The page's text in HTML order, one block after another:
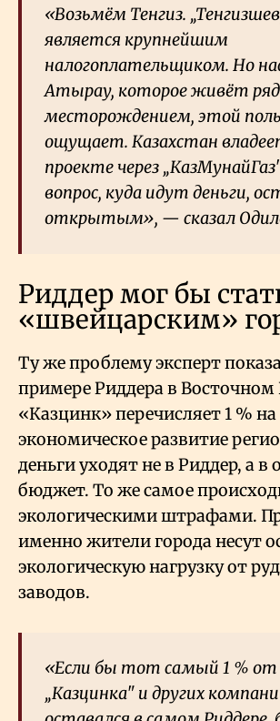
«Возьмём Тенгиз.
является крупнейшим
налогоплательщиком. Но
Атырау, которое живёт
месторождением, этой
ощущает. Казахстан
проекте через
вопрос, куда идут деньги,
открытым», — сказал
Риддер мог бы
«швейцарским»
Ту же проблему эксперт
примере Риддера в Восточном
«Казцинк» перечисляет 1 %
экономическое развитие
деньги уходят не в Риддер, а в
бюджет. То же самое
экологическими штрафами.
именно жители города несут
экологическую нагрузку от
заводов.
«Если бы тот самый 1 % от
„Казцинка" и других